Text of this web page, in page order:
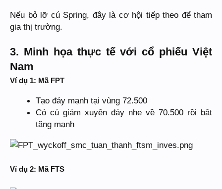
Nếu bỏ lỡ cú Spring, đây là cơ hội tiếp theo để tham
gia thị trường.
3. Minh họa thực tế với cổ phiếu Việt
Nam
Ví dụ 1: Mã FPT
Tạo đáy mạnh tại vùng 72.500
Có cú giảm xuyên đáy nhẹ về 70.500 rồi bật
tăng mạnh
Ví dụ 2: Mã FTS